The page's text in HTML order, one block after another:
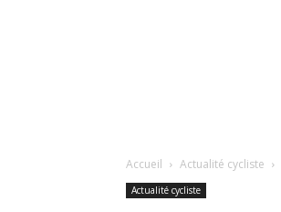
Accueil Actualité cycliste
Actualité cycliste